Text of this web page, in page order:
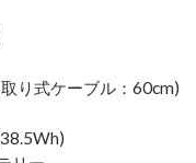
り式ケーブル：60cm)